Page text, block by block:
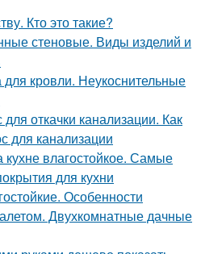
Кто это такие?
стеновые. Виды изделий и
кровли. Неукоснительные
откачки канализации. Как
для канализации
влагостойкое. Самые
для кухни
Особенности
Двухкомнатные дачные